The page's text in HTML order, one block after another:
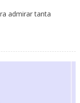
admirar tanta